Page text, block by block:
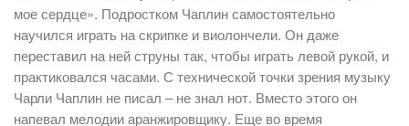
мое сердце». Подростком Чаплин самостоятельно
научился играть на скрипке и виолончели. Он даже
переставил на ней струны так, чтобы играть левой рукой, и
практиковался часами. С технической точки зрения музыку
Чарли Чаплин не писал – не знал нот. Вместо этого он
напевал мелодии аранжировщику. Еще во время